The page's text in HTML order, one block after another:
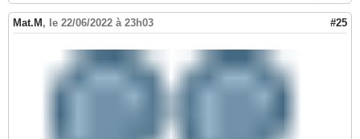
Mat.M, le 22/06/2022 à 23h03 #25